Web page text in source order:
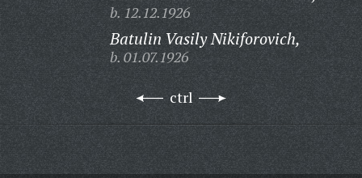
b. 12.12.1926
Batulin Vasily Nikiforovich,
b. 01.07.1926
ctrl